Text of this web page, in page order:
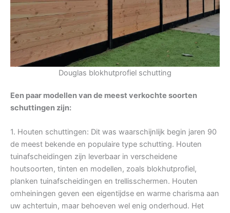
Douglas blokhutprofiel schutting
Een paar modellen van de meest verkochte soorten
schuttingen zijn:
1. Houten schuttingen: Dit was waarschijnlijk begin jaren 90
de meest bekende en populaire type schutting. Houten
tuinafscheidingen zijn leverbaar in verscheidene
houtsoorten, tinten en modellen, zoals blokhutprofiel,
planken tuinafscheidingen en trellisschermen. Houten
omheiningen geven een eigentijdse en warme charisma aan
uw achtertuin, maar behoeven wel enig onderhoud. Het